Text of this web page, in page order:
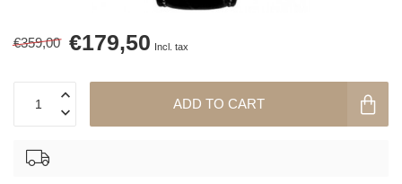
€359,00 €179,50 Incl. tax
ADD TO CART